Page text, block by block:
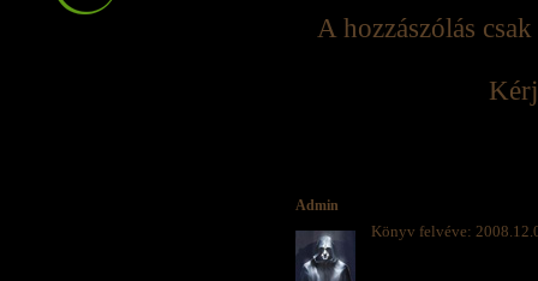
A hozzászólás
Admin
Könyv felvéve: